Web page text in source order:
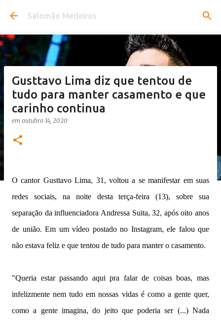
Pular para o conteúdo principal
Salomão Medeiros
Gusttavo Lima diz que tentou de
tudo para manter casamento e que
carinho continua
em outubro 14, 2020
O cantor Gusttavo Lima, 31, voltou a se manifestar em suas
redes sociais, na noite desta terça-feira (13), sobre sua
separação da influenciadora Andressa Suita, 32, após oito anos
de união. Em um vídeo postado no Instagram, ele falou que
não estava feliz e que tentou de tudo para manter o casamento.
"Queria estar passando aqui pra falar de coisas boas, mas
infelizmente nem tudo em nossas vidas é como a gente quer,
como a gente imagina, do jeito que poderia ser (...) Nada